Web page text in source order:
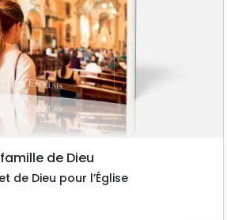
de Dieu
de Dieu pour l’Église